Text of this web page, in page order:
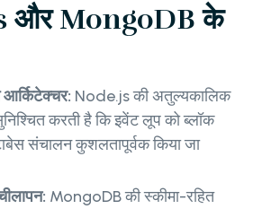
और MongoDB के
आर्किटेक्चर: Node.js की अतुल्यकालिक
करती है कि इवेंट लूप को ब्लॉक
संचालन कुशलतापूर्वक किया जा
MongoDB की स्कीमा-रहित